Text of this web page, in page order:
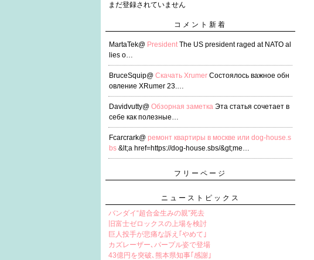
まだ登録されていません
コメント新着
MartaTek@ PresidentThe US president raged at NATO al
lies o…
BruceSquip@ Скачать Xrumer Состоялось важное обн
овление XRumer 23.…
Davidvutty@ Обзорная заметка Эта статья сочетает в
себе как полезные…
Fcarcrark@ ремонт квартиры в москве или dog-house.s
bs &lt;a href=https://dog-house.sbs/&gt;me…
フリーページ
ニューストピックス
バンダイ“超合金生みの親”死去
旧富士ゼロックスの上場を検討
巨人投手が悲痛な訴え｢やめて｣
カズレーザー､パープル姿で登場
43億円を突破､熊本県知事｢感謝｣